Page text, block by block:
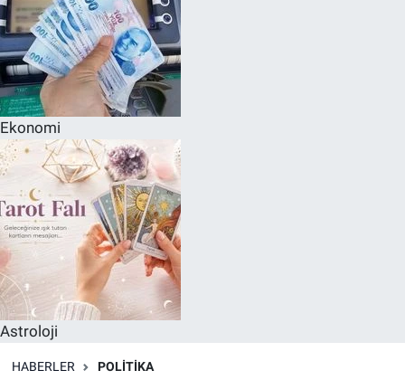
Ekonomi
Astroloji
HABERLER POLITIKA